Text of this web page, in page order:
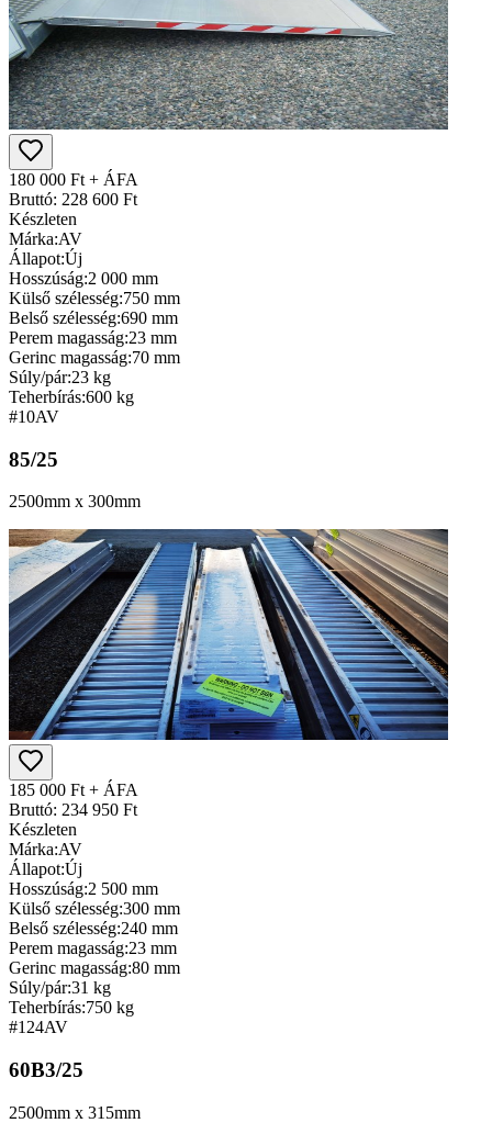
180 000 Ft + ÁFA
Bruttó: 228 600 Ft
Készleten
Márka:AV
Állapot:Új
Hosszúság:2 000 mm
Külső szélesség:750 mm
Belső szélesség:690 mm
Perem magasság:23 mm
Gerinc magasság:70 mm
Súly/pár:23 kg
Teherbírás:600 kg
#10AV
85/25
2500mm x 300mm
185 000 Ft + ÁFA
Bruttó: 234 950 Ft
Készleten
Márka:AV
Állapot:Új
Hosszúság:2 500 mm
Külső szélesség:300 mm
Belső szélesség:240 mm
Perem magasság:23 mm
Gerinc magasság:80 mm
Súly/pár:31 kg
Teherbírás:750 kg
#124AV
60B3/25
2500mm x 315mm